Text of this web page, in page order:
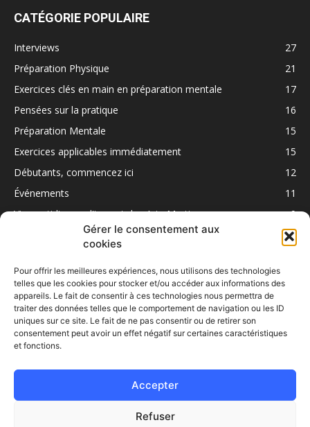
Gérer le consentement aux
cookies
Pour offrir les meilleures expériences, nous utilisons des technologies
telles que les cookies pour stocker et/ou accéder aux informations des
appareils. Le fait de consentir à ces technologies nous permettra de
traiter des données telles que le comportement de navigation ou les ID
uniques sur ce site. Le fait de ne pas consentir ou de retirer son
consentement peut avoir un effet négatif sur certaines caractéristiques
et fonctions.
Accepter
Refuser
CATÉGORIE POPULAIRE
Interviews
27
Préparation Physique
21
Exercices clés en main en préparation mentale
17
Pensées sur la pratique
16
Préparation Mentale
15
Exercices applicables immédiatement
15
Débutants, commencez ici
12
Événements
11
Vie quotidienne : l'impact des Arts Martiaux
9
SUIVEZ NOUS